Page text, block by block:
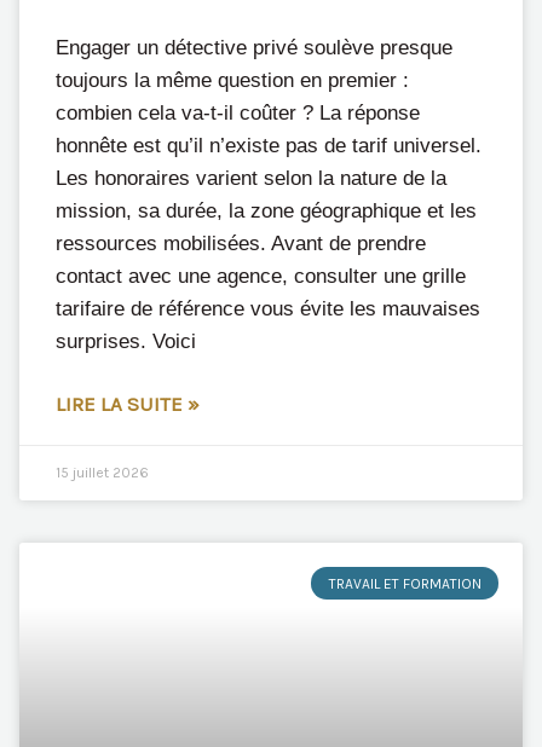
Engager un détective privé soulève presque
toujours la même question en premier :
combien cela va-t-il coûter ? La réponse
honnête est qu’il n’existe pas de tarif universel.
Les honoraires varient selon la nature de la
mission, sa durée, la zone géographique et les
ressources mobilisées. Avant de prendre
contact avec une agence, consulter une grille
tarifaire de référence vous évite les mauvaises
surprises. Voici
LIRE LA SUITE »
15 juillet 2026
TRAVAIL ET FORMATION